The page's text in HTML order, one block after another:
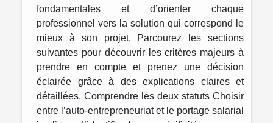
fondamentales et d’orienter chaque
professionnel vers la solution qui correspond le
mieux à son projet. Parcourez les sections
suivantes pour découvrir les critères majeurs à
prendre en compte et prenez une décision
éclairée grâce à des explications claires et
détaillées. Comprendre les deux statuts Choisir
entre l’auto-entrepreneuriat et le portage salarial